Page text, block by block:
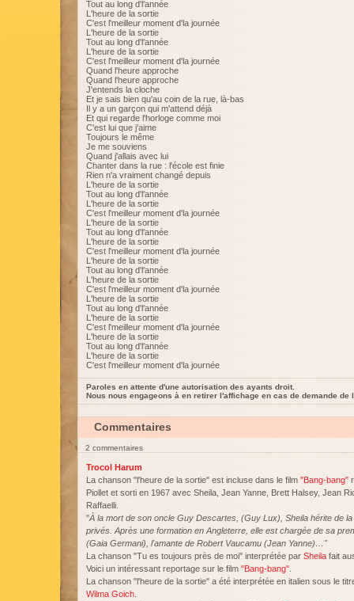
Tout au long d'l'année
L'heure de la sortie
C'est l'meilleur moment d'la journée
L'heure de la sortie
Tout au long d'l'année
L'heure de la sortie
C'est l'meilleur moment d'la journée
Quand l'heure approche
Quand l'heure approche
J'entends la cloche
Et je sais bien qu'au coin de la rue, là-bas
Il y a un garçon qui m'attend déjà
Et qui regarde l'horloge comme moi
C'est lui que j'aime
Toujours le même
Je me souviens
Quand j'allais avec lui
Chanter dans la rue : l'école est finie
Rien n'a vraiment changé depuis
L'heure de la sortie
Tout au long d'l'année
L'heure de la sortie
C'est l'meilleur moment d'la journée
L'heure de la sortie
Tout au long d'l'année
L'heure de la sortie
C'est l'meilleur moment d'la journée
L'heure de la sortie
Tout au long d'l'année
L'heure de la sortie
C'est l'meilleur moment d'la journée
L'heure de la sortie
Tout au long d'l'année
L'heure de la sortie
C'est l'meilleur moment d'la journée
L'heure de la sortie
Tout au long d'l'année
L'heure de la sortie
C'est l'meilleur moment d'la journée
Paroles en attente d'une autorisation des ayants droit.
Nous nous engageons à en retirer l'affichage en cas de demande de
Commentaires
2 commentaires
Trocol Harum
La chanson "l'heure de la sortie" est incluse dans le film "Bang-bang"
Piollet et sorti en 1967 avec Sheila, Jean Yanne, Brett Halsey, Jean
Raffaelli.
"À la mort de son oncle Guy Descartes, (Guy Lux), Sheila hérite de
privés. Après une formation en Angleterre, elle est chargée de sa
(Gaia Germani), l'amante de Robert Vaucamu (Jean Yanne)…"
La chanson "Tu es toujours près de moi" interprétée par Sheila fait
Voici un intéressant reportage sur le film "Bang-bang"
La chanson "l'heure de la sortie" a été interprétée en italien sous le
Wilma Goich